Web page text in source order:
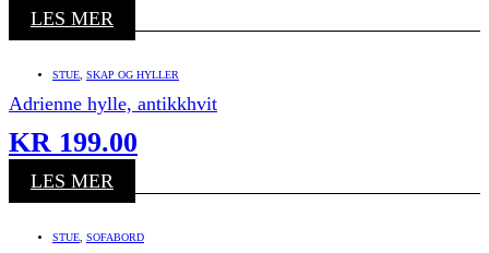
LES MER
STUE SKAP OG HYLLER
Adrienne hylle, antikkhvit
KR 199.00
LES MER
STUE SOFABORD